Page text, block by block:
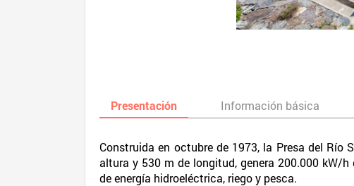
Presentación Información básica
Construida en octubre de 1973, la Presa del
altura y 530 m de longitud, genera 200.000 kW/
de energía hidroeléctrica, riego y pesca.